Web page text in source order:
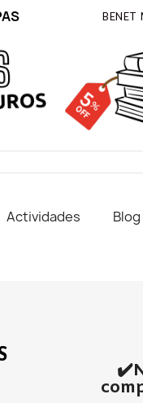
BENET
Actividades Blog